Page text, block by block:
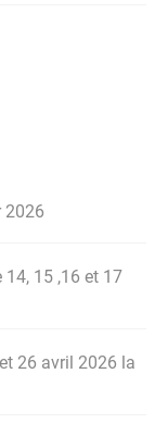
2026
14, 15 ,16 et 17
26 avril 2026 la